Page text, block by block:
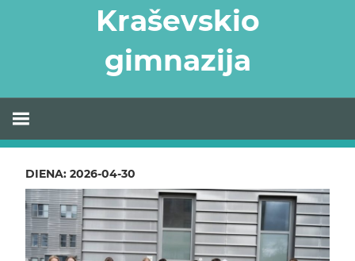
Kraševskio
gimnazija
DIENA: 2026-04-30